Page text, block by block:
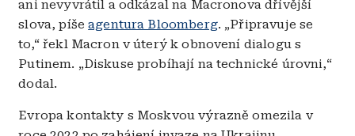
ani nevyvrátil a odkázal na Macronova dřívější
slova, píšeagentura Bloomberg. „Připravuje se
to,“ řekl Macron v úterý k obnovení dialogu s
Putinem. „Diskuse probíhají na technické úrovni,“
dodal.
Evropa kontakty s Moskvou výrazně omezila v